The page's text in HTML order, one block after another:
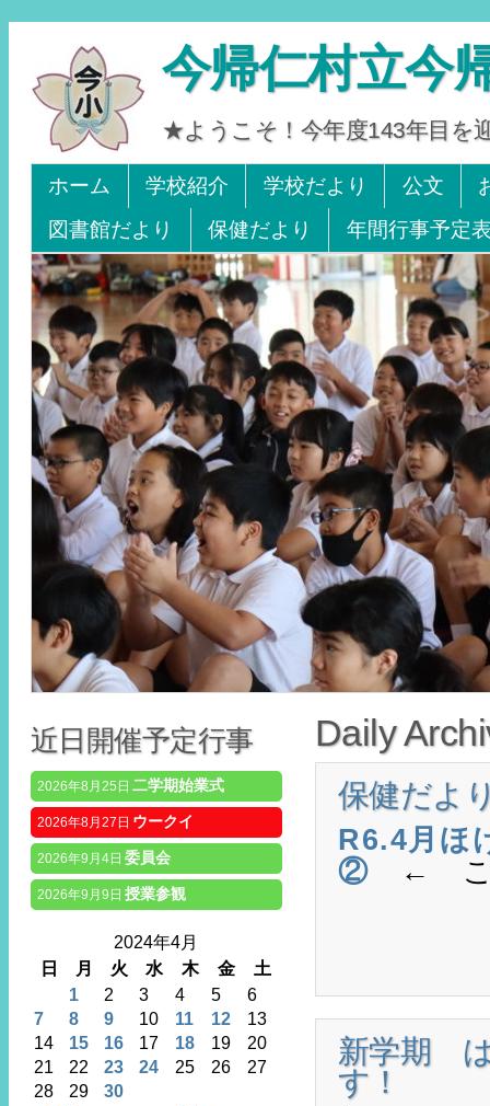
今帰仁村立今
★ようこそ！今年度143年目を
Tel 0980-56-2405. Fax 0980-56-2242
ホーム 学校紹介 学校だより 公文
図書館だより
保健だより 年間行事予定
Daily
保健だよ
R6.4月ほ
② ← こ
新学期
す！
近日開催予定行事
2026年8月25日 二学期始業式
2026年8月27日 ウークイ
2026年9月4日 委員会
2026年9月9日 授業参観
2024年4月
日
月 火 水 木 金 土
1 2 3 4 5
6
7
8 9 10 11 12
13
14
15 16 17 18 19
20
21
22 23 24 25 26
27
28
29 30